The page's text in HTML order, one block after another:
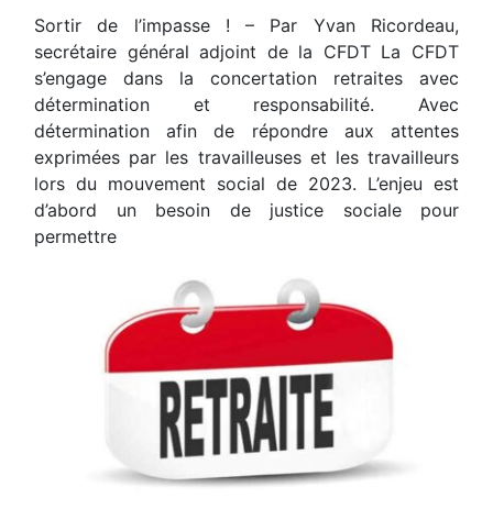
Sortir de l’impasse ! – Par Yvan Ricordeau,
secrétaire général adjoint de la CFDT La CFDT
s’engage dans la concertation retraites avec
détermination et responsabilité. Avec
détermination afin de répondre aux attentes
exprimées par les travailleuses et les travailleurs
lors du mouvement social de 2023. L’enjeu est
d’abord un besoin de justice sociale pour
permettre